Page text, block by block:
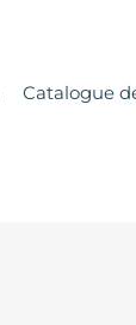
Catalogue